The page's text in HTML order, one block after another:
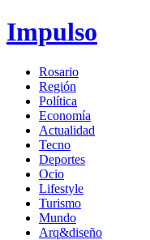
Impulso
Rosario
Región
Política
Economía
Actualidad
Tecno
Deportes
Ocio
Lifestyle
Turismo
Mundo
Arq&diseño